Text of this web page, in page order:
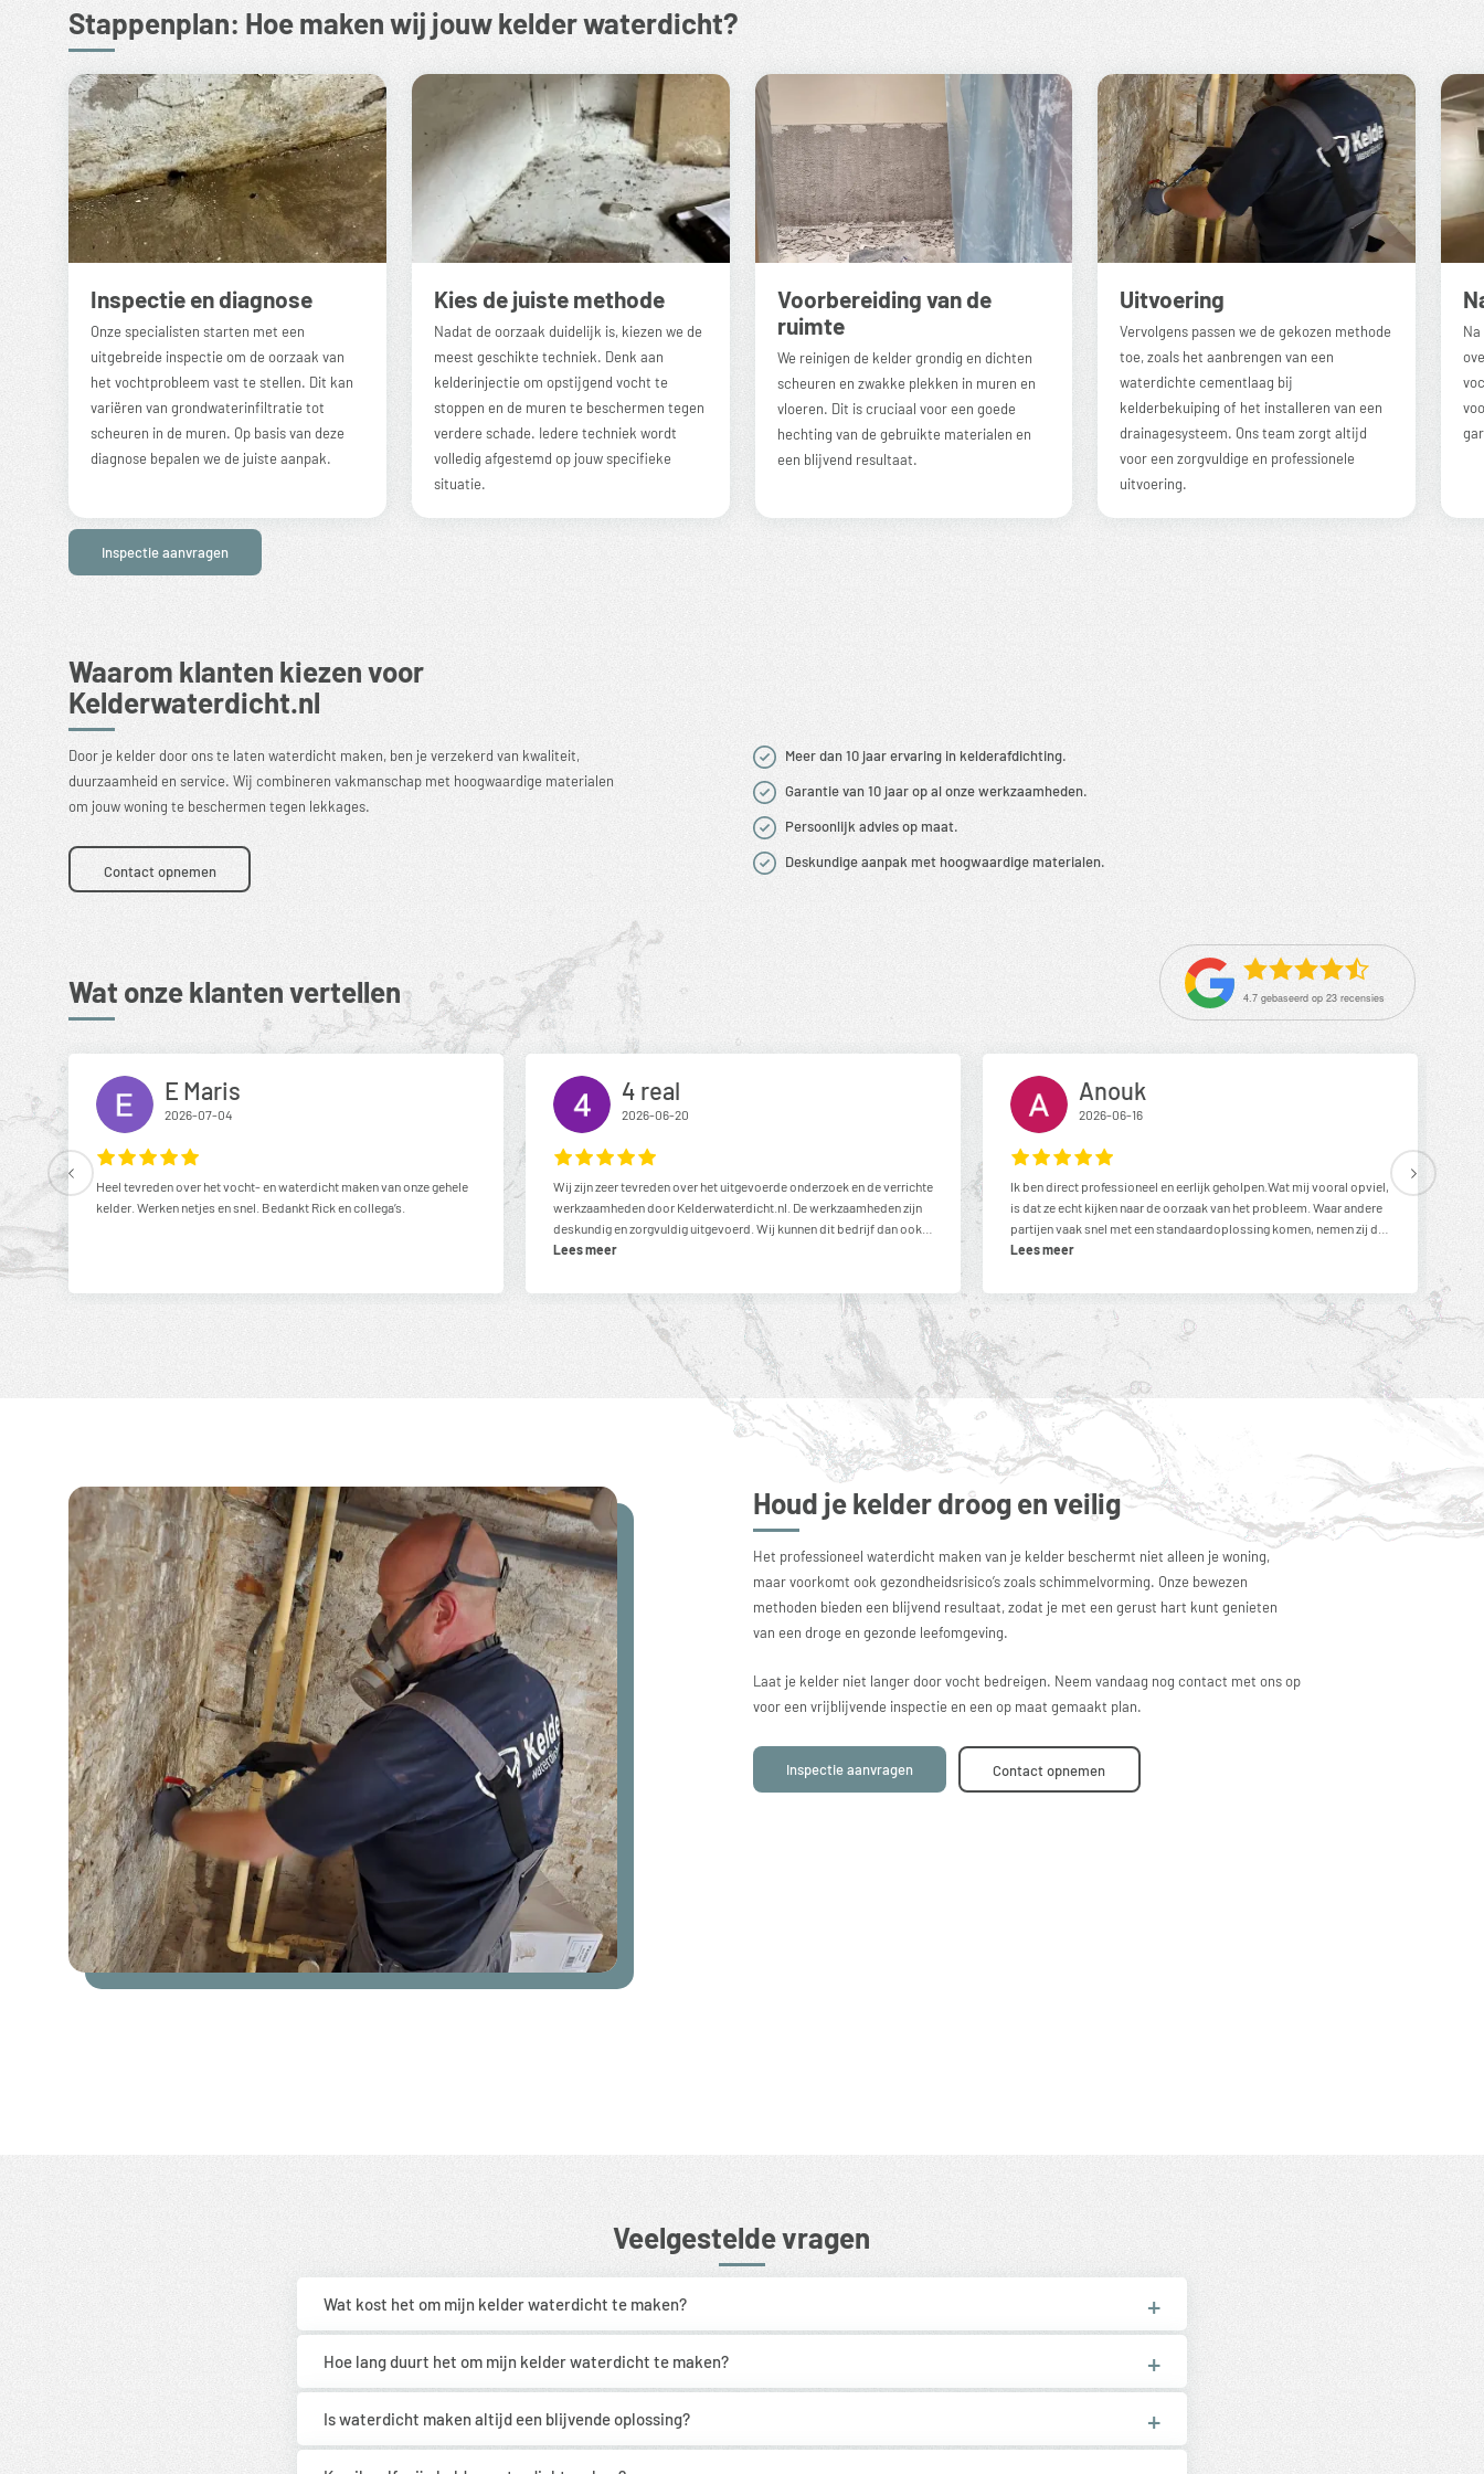
Stappenplan: Hoe maken wij jouw kelder waterdicht?
Inspectie en diagnose
Onze specialisten starten met een
uitgebreide inspectie om de oorzaak van
het vochtprobleem vast te stellen. Dit kan
variëren van grondwaterinfiltratie tot
scheuren in de muren. Op basis van deze
diagnose bepalen we de juiste aanpak.
Kies de juiste methode
Nadat de oorzaak duidelijk is, kiezen we de
meest geschikte techniek. Denk aan
kelderinjectie om opstijgend vocht te
stoppen en de muren te beschermen tegen
verdere schade. Iedere techniek wordt
volledig afgestemd op jouw specifieke
situatie.
Voorbereiding van de
ruimte
We reinigen de kelder grondig en dichten
scheuren en zwakke plekken in muren en
vloeren. Dit is cruciaal voor een goede
hechting van de gebruikte materialen en
een blijvend resultaat.
Uitvoering
Vervolgens passen we de gekozen methode
toe, zoals het aanbrengen van een
waterdichte cementlaag bij
kelderbekuiping of het installeren van een
drainagesysteem. Ons team zorgt altijd
voor een zorgvuldige en professionele
uitvoering.
Inspectie aanvragen
Waarom klanten kiezen voor
Kelderwaterdicht.nl
Door je kelder door ons te laten waterdicht maken, ben je verzekerd van kwaliteit,
duurzaamheid en service. Wij combineren vakmanschap met hoogwaardige materialen
om jouw woning te beschermen tegen lekkages.
Contact opnemen
Meer dan 10 jaar ervaring in kelderafdichting.
Garantie van 10 jaar op al onze werkzaamheden.
Persoonlijk advies op maat.
Deskundige aanpak met hoogwaardige materialen.
Wat onze klanten vertellen 4.7 gebaseerd op 23 recensies
Heel tevreden over het vocht- en waterdicht maken van onze gehele
kelder. Werken netjes en snel. Bedankt Rick en collega’s.
E Maris
2026-07-04
Wij zijn zeer tevreden over het uitgevoerde onderzoek en de verrichte
werkzaamheden door Kelderwaterdicht.nl. De werkzaamheden zijn
deskundig en zorgvuldig uitgevoerd. Wij kunnen dit bedrijf dan ook
van harte aanbevelen.Met vriendelijke groet,Cloe livia,
Lees meer
4 real
2026-06-20
Ik ben direct professioneel en eerlijk geholpen.Wat mij vooral opviel,
is dat ze echt kijken naar de oorzaak van het probleem. Waar andere
partijen vaak snel met een standaardoplossing komen, nemen zij de
tijd voor een gedegen analyse en denken ze mee richting een
vertrouwen in hun aanpak.Zeker een aanrader bij vocht- of
lekkageproblemen!
Lees meer
Anouk
2026-06-16
Houd je kelder droog en veilig
Het professioneel waterdicht maken van je kelder beschermt niet alleen je woning,
maar voorkomt ook gezondheidsrisico’s zoalsschimmelvorming. Onze bewezen
methoden bieden een blijvend resultaat, zodat je met een gerust hart kunt genieten
van een droge en gezonde leefomgeving.
Laat je kelder niet langer door vocht bedreigen. Neem vandaag nog contact met ons op
voor een vrijblijvende inspectie en een op maat gemaakt plan.
Inspectie aanvragen Contact opnemen
Veelgestelde vragen
Wat kost het om mijn kelder waterdicht te maken?
Hoe lang duurt het om mijn kelder waterdicht te maken?
Is waterdicht maken altijd een blijvende oplossing?